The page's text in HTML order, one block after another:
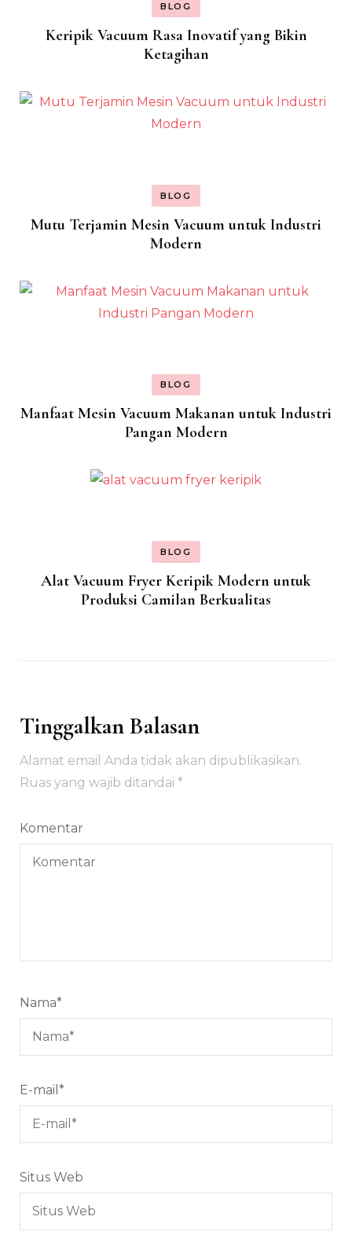
BLOG
Keripik Vacuum Rasa Inovatif yang Bikin
Ketagihan
BLOG
Mutu Terjamin Mesin Vacuum untuk Industri
Modern
BLOG
Manfaat Mesin Vacuum Makanan untuk Industri
Pangan Modern
BLOG
Alat Vacuum Fryer Keripik Modern untuk
Produksi Camilan Berkualitas
Tinggalkan Balasan
Alamat email Anda tidak akan dipublikasikan.
Ruas yang wajib ditandai *
Komentar
Nama*
E-mail *
Situs Web